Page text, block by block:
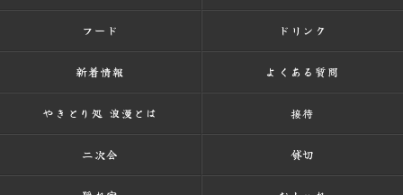
フード ドリンク
新着情報 よくある質問
やきとり処 浪漫とは 接待
二次会 貸切